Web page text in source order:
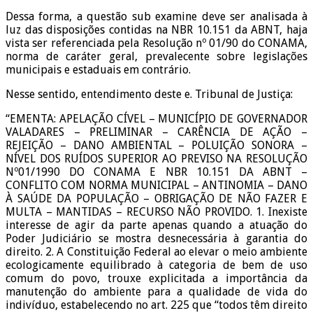
Dessa forma, a questão sub examine deve ser analisada à
luz das disposições contidas na NBR 10.151 da ABNT, haja
vista ser referenciada pela Resolução nº 01/90 do CONAMA,
norma de caráter geral, prevalecente sobre legislações
municipais e estaduais em contrário.
Nesse sentido, entendimento deste e. Tribunal de Justiça:
“EMENTA: APELAÇÃO CÍVEL – MUNICÍPIO DE GOVERNADOR
VALADARES – PRELIMINAR – CARÊNCIA DE AÇÃO –
REJEIÇÃO – DANO AMBIENTAL – POLUIÇÃO SONORA –
NÍVEL DOS RUÍDOS SUPERIOR AO PREVISO NA RESOLUÇÃO
Nº01/1990 DO CONAMA E NBR 10.151 DA ABNT –
CONFLITO COM NORMA MUNICIPAL – ANTINOMIA – DANO
À SAÚDE DA POPULAÇÃO – OBRIGAÇÃO DE NÃO FAZER E
MULTA – MANTIDAS – RECURSO NÃO PROVIDO. 1. Inexiste
interesse de agir da parte apenas quando a atuação do
Poder Judiciário se mostra desnecessária à garantia do
direito. 2. A Constituição Federal ao elevar o meio ambiente
ecologicamente equilibrado à categoria de bem de uso
comum do povo, trouxe explicitada a importância da
manutenção do ambiente para a qualidade de vida do
indivíduo, estabelecendo no art. 225 que “todos têm direito